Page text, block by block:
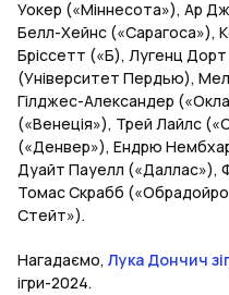
Уокер («Міннесота»), Ар
Белл-Хейнс («Сарагоса»),
Бріссетт («Б), Лугенц Дорт
(Університет Пердью),
Гілджес-Александер
(«Венеція»), Трей Лайлс
(«Денвер»), Ендрю
Дуайт Пауелл («Даллас»),
Томас Скрабб
Стейт»).
Нагадаємо, Лука Дончич
ігри-2024.